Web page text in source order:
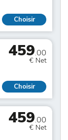
Choisir
459.00
€ Net
Choisir
459.00
€ Net